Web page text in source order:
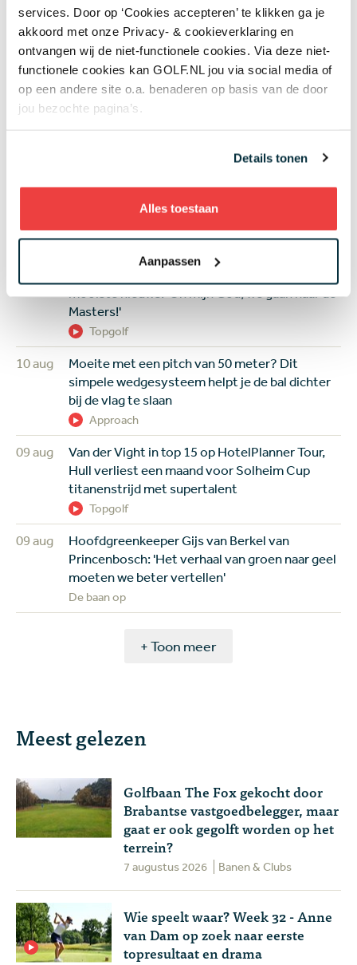
services. Door op ‘Cookies accepteren’ te klikken ga je
akkoord met onze Privacy- & cookieverklaring en
ontvangen wij de niet-functionele cookies. Via deze niet-
functionele cookies kan GOLF.NL jou via social media of
op een andere site o.a. benaderen op basis van de door
jou bezochte pagina’s.
Details tonen
Alles toestaan
Aanpassen
Beginnen met golf
Net binnen
De nieuwe generatie klopt op de deur: 17-jarige
sterren Huang en Talley schitteren met
bijzondere titels
Wéér wint een jonkie op de PGA Tour, maar zijn
moeder brengt Michael Brennan (24) het
Masters!'
Topgolf
10 aug
Moeite met een pitch van 50 meter? Dit
simpele wedgesysteem helpt je de bal dichter
bij de vlag te slaan
Approach
09 aug
Van der Vight in top 15 op HotelPlanner Tour,
Hull verliest een maand voor Solheim Cup
titanenstrijd met supertalent
Topgolf
09 aug
Hoofdgreenkeeper Gijs van Berkel van
Princenbosch: 'Het verhaal van groen naar geel
moeten we beter vertellen'
De baan op
+ Toon meer
Meest gelezen
Golfbaan The Fox gekocht door
Brabantse vastgoedbelegger, maar
gaat er ook gegolft worden op het
terrein?
7 augustus 2026 Banen & Clubs
Wie speelt waar? Week 32 - Anne
van Dam op zoek naar eerste
topresultaat en drama